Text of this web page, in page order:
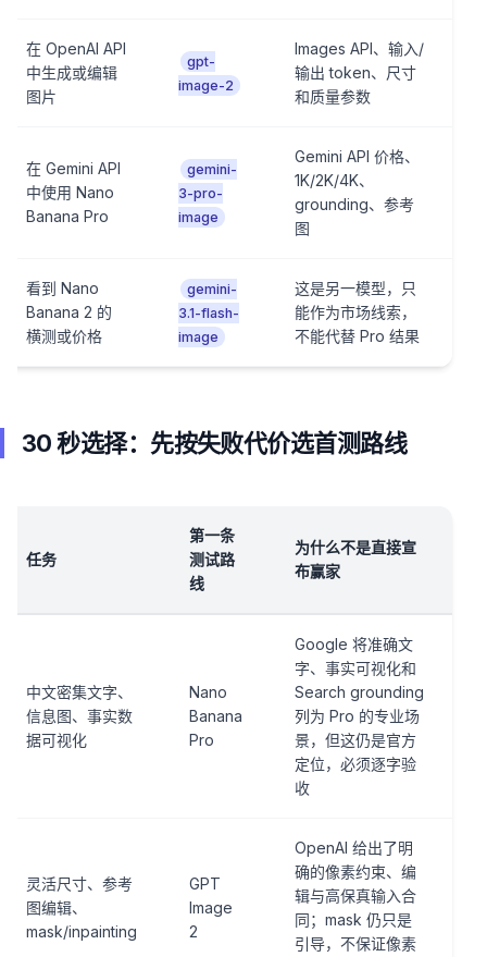
在 OpenAI API
中生成或编辑
图片
gpt-
image-2
Images API、输入/
输出 token、尺寸
和质量参数
在 Gemini API
中使用 Nano
Banana Pro
gemini-
3-pro-
image
Gemini API 价格、
1K/2K/4K、
grounding、参考
图
看到 Nano
Banana 2 的
横测或价格
gemini-
3.1-flash-
image
这是另一模型，只
能作为市场线索，
不能代替 Pro 结果
30 秒选择：先按失败代价选首测路线
任务
第一条
测试路
线
为什么不是直接宣
布赢家
中文密集文字、
信息图、事实数
据可视化
Nano
Banana
Pro
Google 将准确文
字、事实可视化和
Search grounding
列为 Pro 的专业场
景，但这仍是官方
定位，必须逐字验
收
灵活尺寸、参考
图编辑、
mask/inpainting
GPT
Image
2
OpenAI 给出了明
确的像素约束、编
辑与高保真输入合
同；mask 仍只是
引导，不保证像素